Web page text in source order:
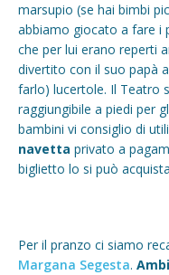
marsupio (se hai bimbi
abbiamo giocato a fare i
che per lui erano reperti
divertito con il suo papà
farlo) lucertole. Il Teatro
raggiungibile a piedi per
bambini vi consiglio di
navetta privato a
biglietto lo si può
Per il pranzo ci siamo
Margana Segesta.